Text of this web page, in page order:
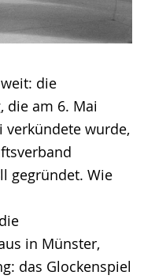
die
die am 6. Mai
verkündete wurde,
gegründet. Wie
in Münster,
das Glockenspiel